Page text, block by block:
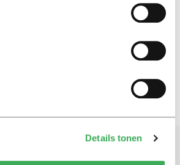
Details tonen
TiU-student krijgt op drie na
hoogste bedrag bij staken
voor onze nieuwsbrief